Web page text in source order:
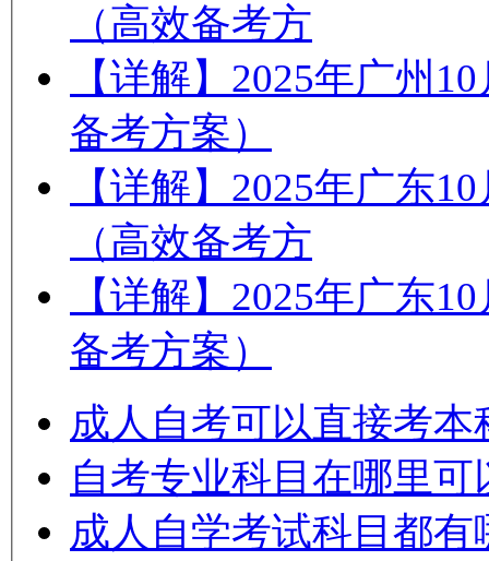
（高效备考方
【详解】2025年广州
备考方案）
【详解】2025年广东
（高效备考方
【详解】2025年广东
备考方案）
成人自考可以直接考本
自考专业科目在哪里可
成人自学考试科目都有